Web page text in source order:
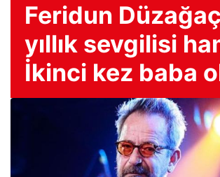
Feridun
yıllık sevgilisi
İkinci kez baba